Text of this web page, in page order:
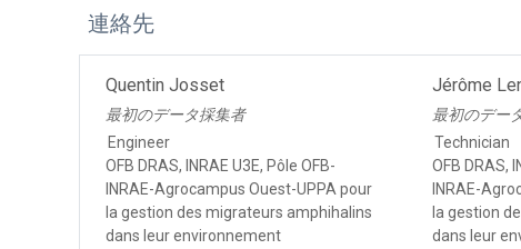
連絡先
Quentin Josset
最初のデータ採集者
Engineer
OFB DRAS, INRAE U3E, Pôle OFB-
INRAE-Agrocampus Ouest-UPPA pour
la gestion des migrateurs amphihalins
dans leur environnement
Jérôme
最初のデー
Technician
OFB DRAS,
INRAE-
la gestion
dans leur